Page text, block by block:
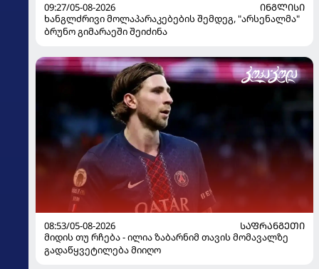
09:27/05-08-2026
ᲘᲜᲒᲚᲘᲡᲘ
ხანგლძრივი მოლაპარაკებების შემდეგ, "არსენალმა"
ბრუნო გიმარაეში შეიძინა
08:53/05-08-2026
ᲡᲐᲤᲠᲐᲜᲒᲔᲗᲘ
მიდის თუ რჩება - ილია ზაბარნიმ თავის მომავალზე
გადაწყვეტილება მიიღო